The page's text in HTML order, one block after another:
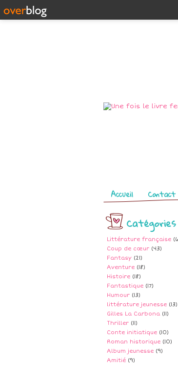
Pages
Accueil Contact
Catégories
Littérature française
Coup de cœur (43)
Fantasy (21)
Aventure (18)
Histoire (18)
Fantastique (17)
Humour (13)
littérature jeunesse (13)
Gilles La Carbona (11)
Thriller (11)
Conte initiatique (10)
Roman historique (10)
Album jeunesse (9)
Amitié (9)